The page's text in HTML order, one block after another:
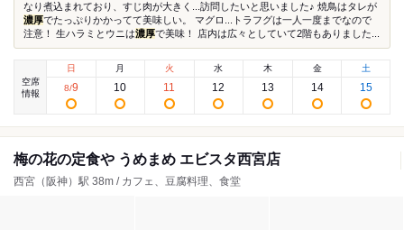
なり煮込まれており、すじ肉が大きく...訪問したいと思いました♪ 焼鳥はタレが
濃厚でたっぷりかかってて美味しい。 マグロ...トラフグは一人一度までなので
注意！ 生ハラミとウニは濃厚で美味！ 店内は広々としていて2階もありました...
空席
情報
日
8/9
月
10
火
11
水
12
木
13
金
14
土
15
梅の花の定食や うめまめ エビスタ西宮店
西宮（阪神）駅 38m / カフェ、豆腐料理、食堂